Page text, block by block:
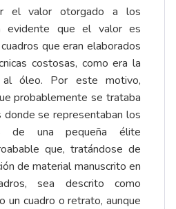
el valor otorgado a los
evidente que el valor es
que eran elaborados
costosas, como era la
al óleo. Por este motivo,
probablemente se trataba
donde se representaban los
de una pequeña élite
que, tratándose de
de material manuscrito en
sea descrito como
un cuadro o retrato, aunque